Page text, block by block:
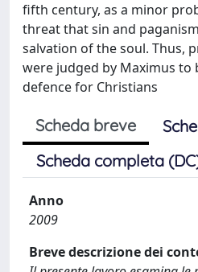
fifth century, as a minor
threat that sin and
salvation of the soul. Thus,
were judged by Maximus to
defence for Christians
Scheda breve
Scheda completa
Anno
2009
Breve descrizione dei